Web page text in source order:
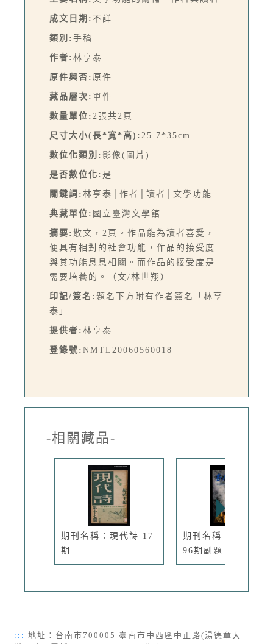
成文日期: 不詳
類別: 手稿
作者: 林亨泰
原件與否: 原件
藏品層次: 單件
數量單位: 2張共2頁
尺寸大小(長*寬*高): 25.7*35cm
數位化類別: 影像(圖片)
是否數位化: 是
關鍵詞: 林亨泰│作者│讀者│文學功能
典藏單位: 國立臺灣文學館
摘要: 散文，2頁。作品能為讀者喜愛，
便具有相對的社會功能，作品的接受度
與其功能息息相關。而作品的接受度是
需要培養的。（文/林世翔）
印記/簽名: 題名下方附有作者簽名「林亨
泰」
提供者: 林亨泰
登錄號: NMTL20060560018
-相關藏品-
期刊名稱：現代詩 17
期
期刊名稱：臺灣文藝
96期副題...
::: 地址：台南市700005 臺南市中西區中正路(湯德章大